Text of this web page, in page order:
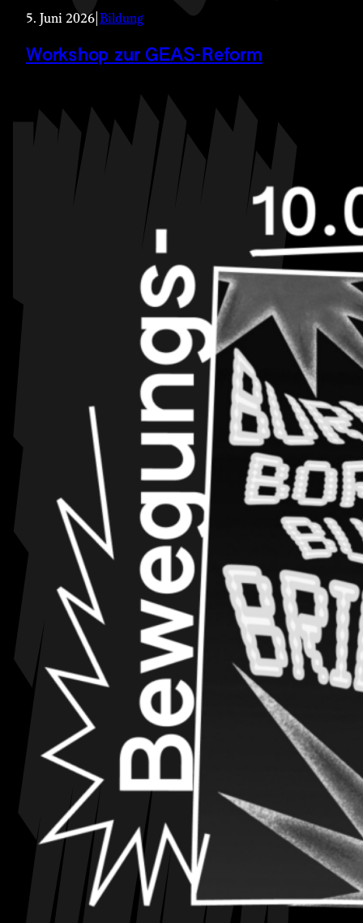
5. Juni 2026 Bildung
Workshop zur GEAS-Reform